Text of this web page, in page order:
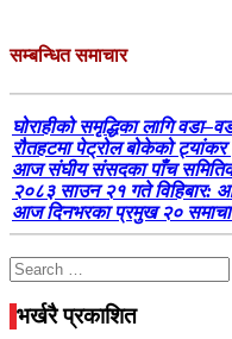
सम्बन्धित समाचार
घोराहीको समृद्धिका लागि
रौतहटमा पेट्रोल बोकेको ट्यांकर
आज संघीय संसदका पाँच
२०८३ साउन २१ गते विहिबार:
आज दिनभरका प्रमुख २०
Search
for:
भर्खरै प्रकाशित